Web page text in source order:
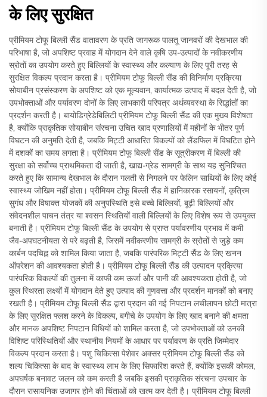
के लिए सुरक्षित
प्रीमियम टोफू बिल्ली सैंड वातावरण के प्रति जागरूक पालतू जानवरों की देखभाल की
परिभाषा है, जो अपशिष्ट प्रवाह में योगदान देने वाले कृषि उप-उत्पादों के नवीकरणीय
स्रोतों का उपयोग करते हुए बिल्लियों के स्वास्थ्य और कल्याण के लिए पूरी तरह से
सुरक्षित विकल्प प्रदान करता है। प्रीमियम टोफू बिल्ली सैंड की विनिर्माण प्रक्रिया
सोयाबीन प्रसंस्करण के अपशिष्ट को एक मूल्यवान, कार्यात्मक उत्पाद में बदल देती है, जो
उपभोक्ताओं और पर्यावरण दोनों के लिए लाभकारी परिपत्र अर्थव्यवस्था के सिद्धांतों का
प्रदर्शन करती है। बायोडिग्रेडेबिलिटी प्रीमियम टोफू बिल्ली सैंड की एक मुख्य विशेषता
है, क्योंकि प्राकृतिक सोयाबीन संरचना उचित खाद प्रणालियों में महीनों के भीतर पूर्ण
विघटन की अनुमति देती है, जबकि मिट्टी आधारित विकल्पों को लैंडफिल में विघटित होने
में दशकों का समय लगता है। प्रीमियम टोफू बिल्ली सैंड के सूत्रीकरण में बिल्ली की
सुरक्षा को सर्वोच्च प्राथमिकता दी जाती है, खाद्य-ग्रेड सामग्री के साथ यह सुनिश्चित
करते हुए कि सामान्य देखभाल के दौरान गलती से निगलने पर फेलिन साथियों के लिए कोई
स्वास्थ्य जोखिम नहीं होता। प्रीमियम टोफू बिल्ली सैंड में हानिकारक रसायनों, कृत्रिम
सुगंध और विषाक्त योजकों की अनुपस्थिति इसे बच्चे बिल्लियों, बूढ़ी बिल्लियों और
संवेदनशील पाचन तंत्र या श्वसन स्थितियों वाली बिल्लियों के लिए विशेष रूप से उपयुक्त
बनाती है। प्रीमियम टोफू बिल्ली सैंड के उपयोग से प्राप्त पर्यावरणीय प्रभाव में कमी
जैव-अपघटनीयता से परे बढ़ती है, जिसमें नवीकरणीय सामग्री के स्रोतों से जुड़े कम
कार्बन पदचिह्न को शामिल किया जाता है, जबकि पारंपरिक मिट्टी सैंड के लिए खनन
ऑपरेशन की आवश्यकता होती है। प्रीमियम टोफू बिल्ली सैंड की उत्पादन प्रक्रिया
पारंपरिक विकल्पों की तुलना में काफी कम ऊर्जा और पानी की आवश्यकता होती है, जो
कुल स्थिरता लक्ष्यों में योगदान देते हुए उत्पाद की गुणवत्ता और प्रदर्शन मानकों को बनाए
रखती है। प्रीमियम टोफू बिल्ली सैंड द्वारा प्रदान की गई निपटान लचीलापन छोटी मात्रा
के लिए सुरक्षित फ्लश करने के विकल्प, बगीचे के उपयोग के लिए खाद बनाने की क्षमता
और मानक अपशिष्ट निपटान विधियों को शामिल करता है, जो उपभोक्ताओं को उनकी
विशिष्ट परिस्थितियों और स्थानीय नियमों के आधार पर पर्यावरण के प्रति जिम्मेदार
विकल्प प्रदान करता है। पशु चिकित्सा पेशेवर अक्सर प्रीमियम टोफू बिल्ली सैंड को
शल्य चिकित्सा के बाद के स्वास्थ्य लाभ के लिए सिफारिश करते हैं, क्योंकि इसकी कोमल,
अपघर्षक बनावट जलन को कम करती है जबकि इसकी प्राकृतिक संरचना उपचार के
दौरान रासायनिक उजागर होने की चिंताओं को खत्म कर देती है। प्रीमियम टोफू बिल्ली